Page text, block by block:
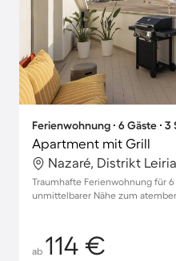
Ferienwohnung ∙ 6 Gäste ∙
Apartment mit Grill
Nazaré, Distrikt
Traumhafte Ferienwohnung für
unmittelbarer Nähe zum
ab 114 €